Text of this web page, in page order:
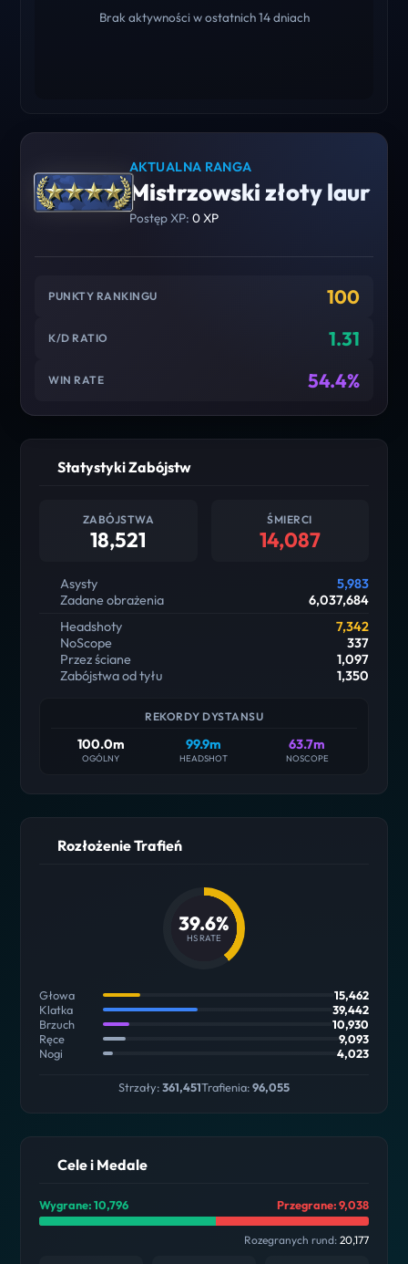
Brak aktywności w ostatnich 14 dniach
AKTUALNA RANGA
Mistrzowski złoty laur
Postęp XP: 0 XP
PUNKTY RANKINGU 100
K/D RATIO 1.31
WIN RATE 54.4%
Statystyki Zabójstw
ZABÓJSTWA
18,521
ŚMIERCI
14,087
Asysty
5,983
Zadane obrażenia
6,037,684
Headshoty
7,342
NoScope
337
Przez ściane
1,097
Zabójstwa od tyłu
1,350
REKORDY DYSTANSU
100.0m
OGÓLNY
99.9m
HEADSHOT
63.7m
NOSCOPE
Rozłożenie Trafień
39.6%
HS RATE
Głowa
15,462
Klatka
39,442
Brzuch
10,930
Ręce
9,093
Nogi
4,023
Strzały:361,451Trafienia:96,055
Cele i Medale
Wygrane: 10,796 Przegrane: 9,038
Rozegranych rund: 20,177